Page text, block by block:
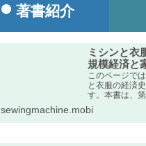
著書紹介
ミシンと衣
規模経済と
このページで
と衣服の経済
す。本書は、
おけるミシン
え、第２部で
べたものです
sewingmachine.mobi